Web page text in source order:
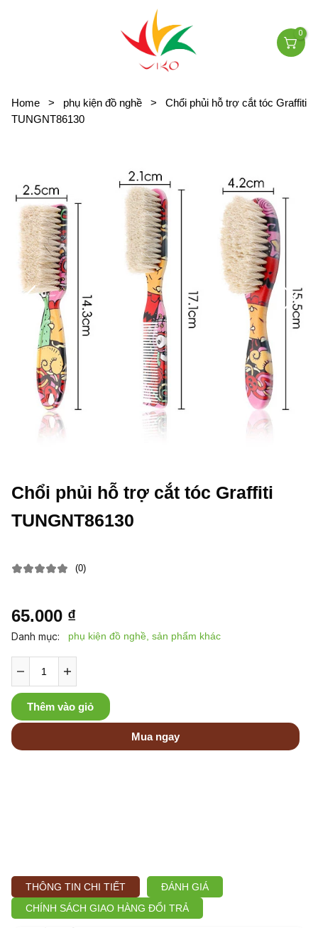
0
Home > phụ kiện đồ nghề >
Chổi phủi hỗ trợ cắt tóc Graffiti
TUNGNT86130
Chổi phủi hỗ trợ cắt tóc Graffiti
TUNGNT86130
(0)
65.000 ₫
Thêm vào giỏ
Mua ngay
Danh mục: phụ kiện đồ nghề, sản phẩm khác
THÔNG TIN CHI TIẾT
ĐÁNH GIÁ
CHÍNH SÁCH GIAO HÀNG ĐỔI TRẢ